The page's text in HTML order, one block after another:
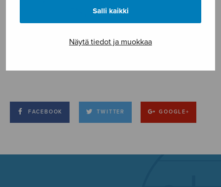
Salli kaikki
Näytä tiedot ja muokkaa
FACEBOOK TWITTER GOOGLE+